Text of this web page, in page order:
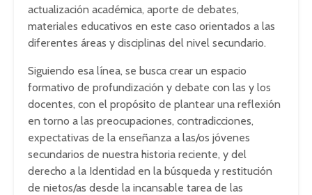
actualización académica, aporte de debates,
materiales educativos en este caso orientados a las
diferentes áreas y disciplinas del nivel secundario.
Siguiendo esa línea, se busca crear un espacio
formativo de profundización y debate con las y los
docentes, con el propósito de plantear una reflexión
en torno a las preocupaciones, contradicciones,
expectativas de la enseñanza a las/os jóvenes
secundarios de nuestra historia reciente, y del
derecho a la Identidad en la búsqueda y restitución
de nietos/as desde la incansable tarea de las